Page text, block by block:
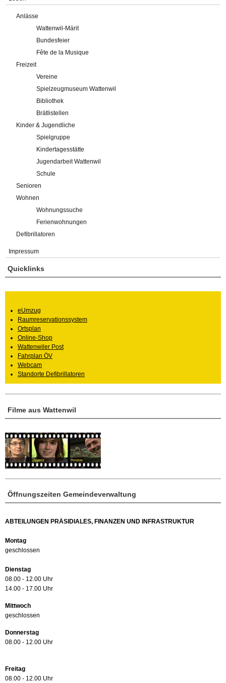
Anlässe
Wattenwil-Märit
Bundesfeier
Fête de la Musique
Freizeit
Vereine
Spielzeugmuseum Wattenwil
Bibliothek
Brätlistellen
Kinder & Jugendliche
Spielgruppe
Kindertagesstätte
Jugendarbeit Wattenwil
Schule
Senioren
Wohnen
Wohnungssuche
Ferienwohnungen
Defibrillatoren
Impressum
Öffnungszeiten Gemeindeverwaltung
ABTEILUNGEN PRÄSIDIALES, FINANZEN UND INFRASTRUKTUR
Montag
geschlossen
Dienstag
08.00 - 12.00 Uhr
14.00 - 17.00 Uhr
Mittwoch
geschlossen
Donnerstag
08.00 - 12.00 Uhr
Freitag
08.00 - 12.00 Uhr
Filme aus Wattenwil
Quicklinks
eUmzug
Raumreservationssystem
Ortsplan
Online-Shop
Wattenwiler Post
Fahrplan ÖV
Webcam
Standorte Defibrillatoren